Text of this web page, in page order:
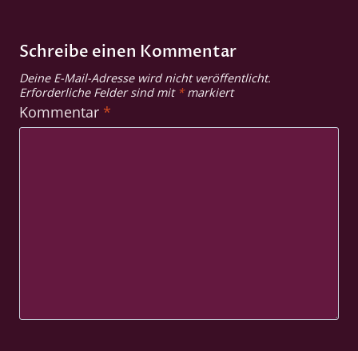
Schreibe einen Kommentar
Deine E-Mail-Adresse wird nicht veröffentlicht.
Erforderliche Felder sind mit *markiert
Kommentar *